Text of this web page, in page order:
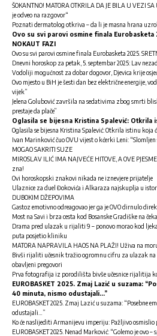
ŠOKANTNO! MATORA OTKRILA DA JE BILA U VEZI
je odveo na razgovor“
Poznati dermatolog otkriva – da li je masna hrana
Ovo su svi parovi osmine finala Eurobasketa
NOKAUT FAZI
Ovo su svi parovi osmine finala Eurobasketa 2025.
Dnevni horoskop za petak, 5. septembar 2025: Lav
Vodoliji mogućnost za dobar dogovor, Djevica krije
Ovo mjesto u BiH je šesti dan bez električne energije,
vijek”
Jelena Golubović završila na sedativima zbog smrti
prestaje da plače”
Oglasila se bijesna Kristina Spalević: Otkrila
Oglasila se bijesna Kristina Spalević: Otkrila istinu koja
Ivan Marinković čuo OVU vijest o kćerki Leni:
MOGAO SAKRITI SUZE
MIROSLAV ILIĆ IMA NAJVEĆE HITOVE, A OVE
zna!
Ovi horoskopski znakovi nikada ne iznevjere prijatelje
Ulaznice za duel Đokovića i Alkaraza najskuplja u
DUBOKIM DŽEPOVIMA
Gastoz emotivno odreagovao jer ga je OVO dirnulo
Most na Savi i brza cesta kod Bosanske Gradiške na
Drama pred ulazak u rijaliti 9 – ponovo morao kod
puta posjetio kliniku
MATORA NAPRAVILA HAOS NA PLAŽI! Uživa na
Bivši rijaliti učesnik tražio ogromnu cifru za ulazak na
obavljeni pregovori
Prva fotografija iz porodilišta bivše učesnice rijalitija
EUROBASKET 2025. Zmaj Lazić u suzama:
40 minuta, nismo odustajali…”
EUROBASKET 2025. Zmaj Lazić u suzama: “Posebne
odustajali…”
Ko će naslijediti Armanijevu imperiju: Pažljivo osmislio
EUROBASKET 2025. Nenad Marković: “Golemo je ovo